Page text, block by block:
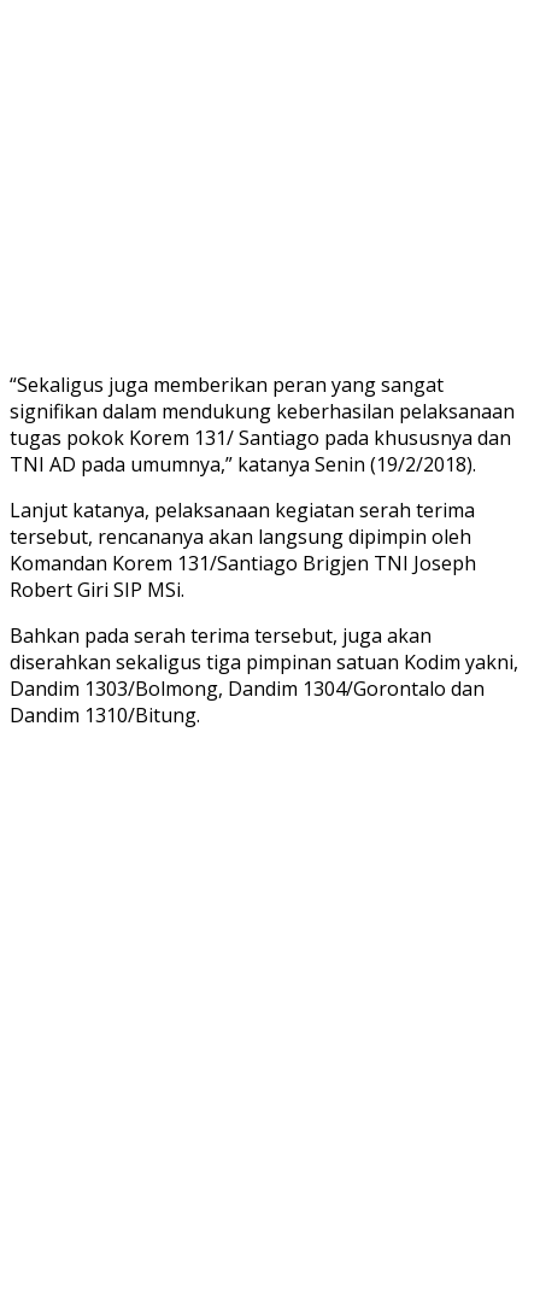
“Sekaligus juga memberikan peran yang sangat
signifikan dalam mendukung keberhasilan pelaksanaan
tugas pokok Korem 131/ Santiago pada khususnya dan
TNI AD pada umumnya,” katanya Senin (19/2/2018).
Lanjut katanya, pelaksanaan kegiatan serah terima
tersebut, rencananya akan langsung dipimpin oleh
Komandan Korem 131/Santiago Brigjen TNI Joseph
Robert Giri SIP MSi.
Bahkan pada serah terima tersebut, juga akan
diserahkan sekaligus tiga pimpinan satuan Kodim yakni,
Dandim 1303/Bolmong, Dandim 1304/Gorontalo dan
Dandim 1310/Bitung.